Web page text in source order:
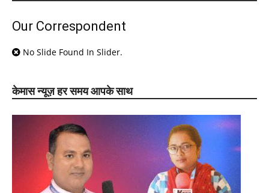
Our Correspondent
No Slide Found In Slider.
केमास न्यूज़ हर समय आपके साथ